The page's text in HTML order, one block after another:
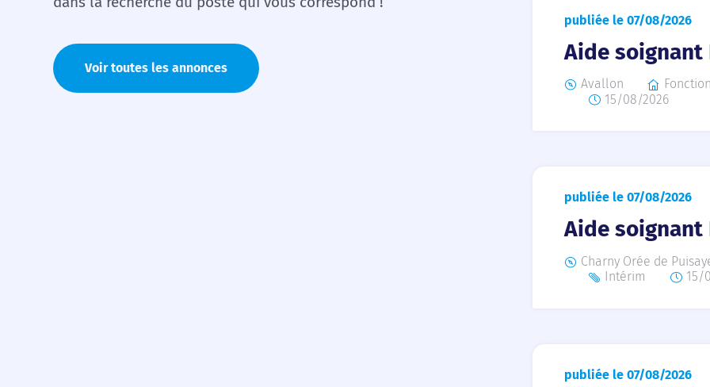
Voir toutes les annonces
publiée le 07/08/2026
Aide soignant
Avallon
15/08/2026
publiée le 07/08/2026
Aide soignant
Charny Orée de
Intérim
15/
publiée le 07/08/2026